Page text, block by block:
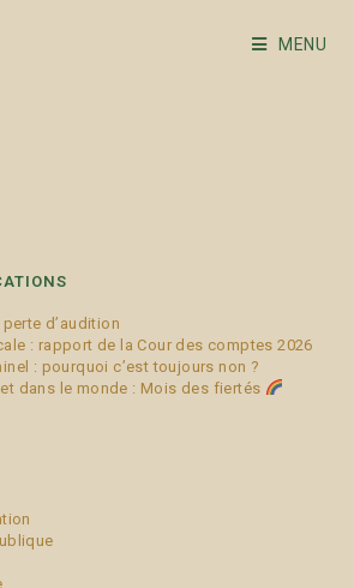
MENU
d’audition
: rapport de la Cour des comptes 2026
: pourquoi c’est toujours non ?
dans le monde : Mois des fiertés